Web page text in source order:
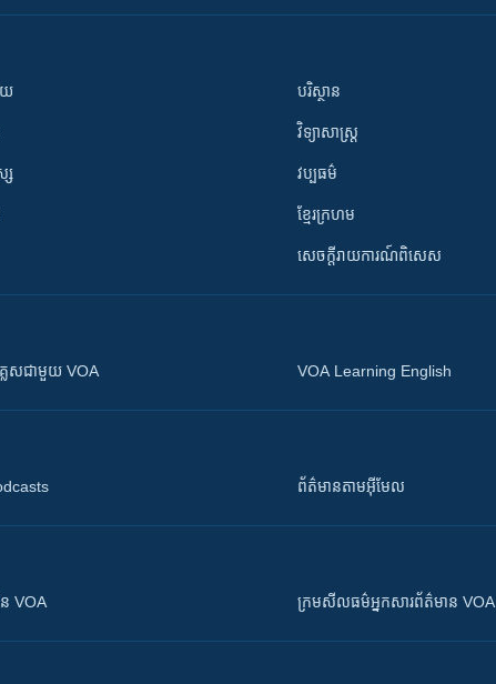
យ
ស
បរិស្ថាន
វិទ្យាសាស្រ្ត
វប្បធម៌
ខ្មែរក្រហម
សេចក្តីរាយការណ៍ពិសេស
េស​​ជាមួយ VOA VOA Learning English
ព័ត៌មាន​តាម​អ៊ីមែល
ៃ VOA ក្រម​​​សីលធម៌​​​អ្នក​​​សារព័ត៌មាន VOA